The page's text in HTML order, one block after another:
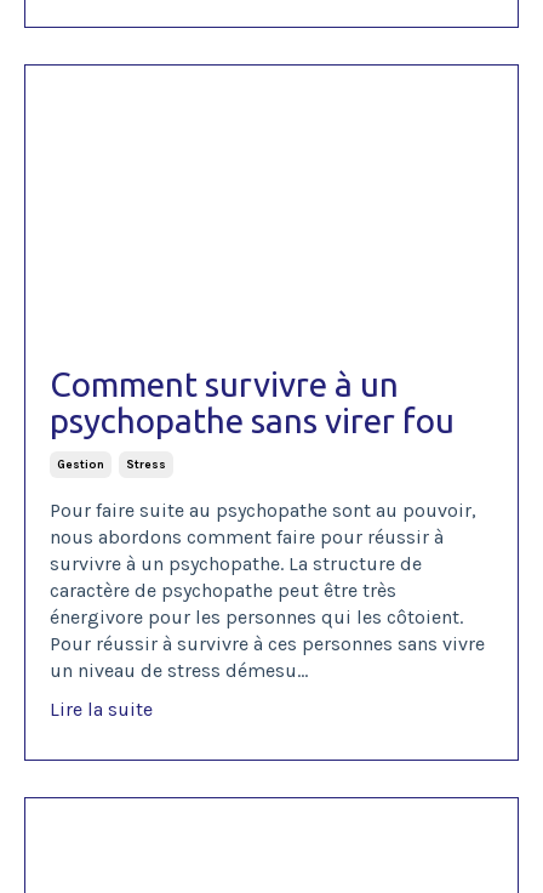
Comment survivre à un
psychopathe sans virer fou
Gestion Stress
Pour faire suite au psychopathe sont au pouvoir,
nous abordons comment faire pour réussir à
survivre à un psychopathe. La structure de
caractère de psychopathe peut être très
énergivore pour les personnes qui les côtoient.
Pour réussir à survivre à ces personnes sans vivre
un niveau de stress démesu...
Lire la suite